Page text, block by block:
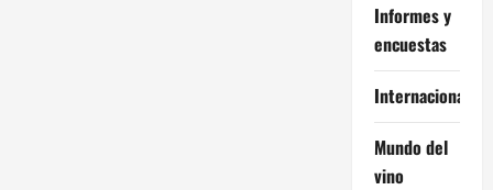
Informes y
encuestas
Internacional
Mundo del
vino